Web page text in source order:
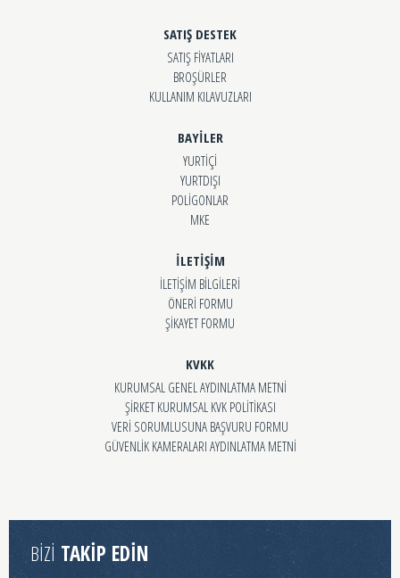
SATIŞ DESTEK
SATIŞ FİYATLARI
BROŞÜRLER
KULLANIM KILAVUZLARI
BAYİLER
YURTİÇİ
YURTDIŞI
POLİGONLAR
MKE
İLETİŞİM
İLETİŞİM BİLGİLERİ
ÖNERİ FORMU
ŞİKAYET FORMU
KVKK
KURUMSAL GENEL AYDINLATMA METNİ
ŞİRKET KURUMSAL KVK POLİTİKASI
VERİ SORUMLUSUNA BAŞVURU FORMU
GÜVENLİK KAMERALARI AYDINLATMA METNİ
BİZİ TAKİP EDİN